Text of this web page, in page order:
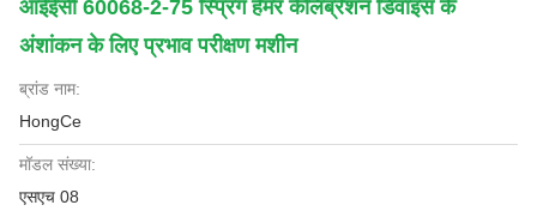
आईईसी 60068-2-75 स्प्रिंग हैमर कैलिब्रेशन डिवाइस के
अंशांकन के लिए प्रभाव परीक्षण मशीन
ब्रांड नाम:
HongCe
मॉडल संख्या:
एसएच 08